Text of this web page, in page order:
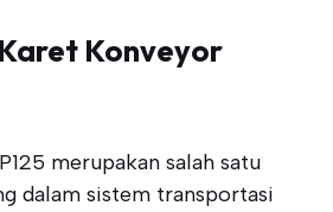
Konveyor
merupakan salah satu
dalam sistem transportasi